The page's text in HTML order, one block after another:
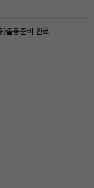
)출동준비 완료